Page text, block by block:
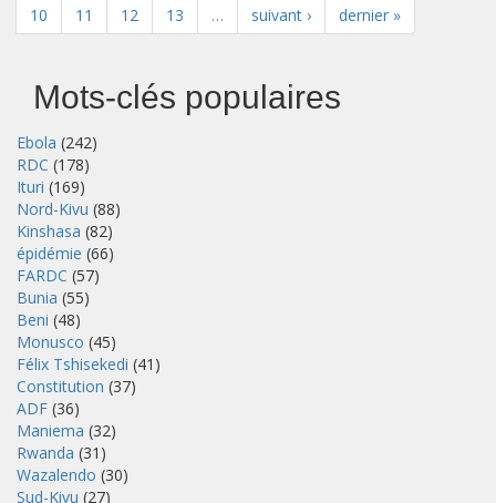
10
11 12 13 … suivant › dernier »
Mots-clés populaires
Ebola (242)
RDC (178)
Ituri (169)
Nord-Kivu (88)
Kinshasa (82)
épidémie (66)
FARDC (57)
Bunia (55)
Beni (48)
Monusco (45)
Félix Tshisekedi (41)
Constitution (37)
ADF (36)
Maniema (32)
Rwanda (31)
Wazalendo (30)
Sud-Kivu (27)